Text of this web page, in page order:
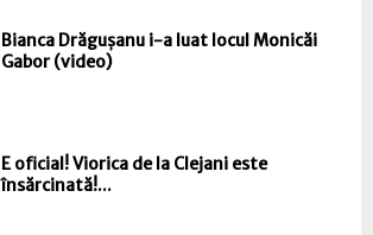
Bianca Drăgușanu i-a luat locul Monicăi
Gabor (video)
E oficial! Viorica de la Clejani este
însărcinată!...